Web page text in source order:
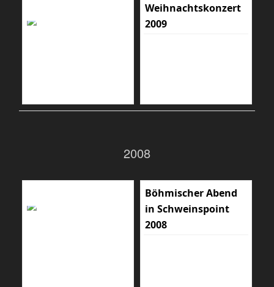
Weihnachtskonzert
2009
2008
Böhmischer Abend
in Schweinspoint
2008